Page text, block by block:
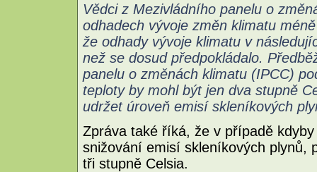
Vědci z Mezivládního panelu o
odhadech vývoje změn klimatu
že odhady vývoje klimatu v
než se dosud předpokládalo.
panelu o změnách klimatu (IPCC)
teploty by mohl být jen dva stupně
udržet úroveň emisí skleníkových
Zpráva také říká, že v případě
snižování emisí skleníkových plynů,
tři stupně Celsia.